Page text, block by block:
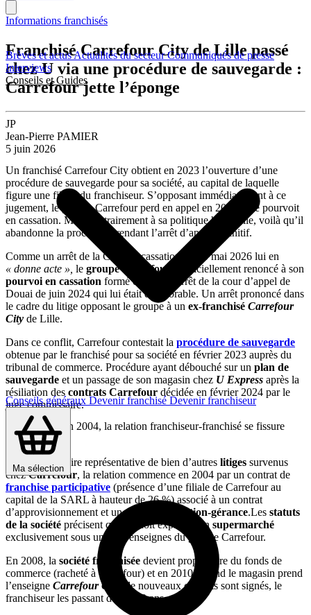
Brèves et actusActualités du secteurCommuniqués de presse
Interviews
Conseils et Guides
Conseils généraux Devenir franchisé Devenir franchiseur
Ma sélection
Informations franchisés
Franchisé Carrefour City de Lille passé
chez U via une procédure de sauvegarde :
Carrefour jette l’éponge
JP
Jean-Pierre PAMIER
5 juin 2026
Un franchisé Carrefour City obtient en 2023 l’ouverture d’une
procédure de sauvegarde pour sa société, au capital de laquelle
figure une filiale du franchiseur. S’opposant immédiatement à ce
jugement, le groupe Carrefour perd en appel en 2024 et se pourvoit
en cassation. Mais contrairement à sa politique habituelle, voilà qu’il
abandonne la procédure, rendant l’arrêt d’appel définitif.
Comme un arrêt de la Cour de cassation du 20 mai 2026 lui en
« donne acte », le groupe Carrefour
a officiellement renoncé à son
pourvoi en cassation formé contre un arrêt de la cour d’appel de
Douai de juin 2024 qui lui était défavorable. Un arrêt prononcé dans
le cadre du litige opposant le groupe à un ex-franchisé Carrefour
City de Lille.
Dans ce conflit, Carrefour contestait la procédure de sauvegarde
obtenue par le franchisé pour sa société en février 2023 auprès du
tribunal de commerce. Procédure ayant débouché sur un plan de
sauvegarde et un passage de son magasin chez U Express après la
résiliation des contrats Carrefour décidée en février 2024 par le
juge commissaire.
Commencée en 2004, la relation franchiseur-franchisé se fissure
après 2018
Dans cette affaire représentative de bien d’autres litiges survenus
chezCarrefour, la relation commence en 2004 par un contrat de
franchise participative (présence d’une filiale de Carrefour au
capital de la SARL à hauteur de 26 %) associé à un contrat
d’approvisionnement et un contrat de
location-gérance.Les statuts
de la société précisent qu’elle doit exploiter un supermarché
exclusivement sous une des enseignes du groupe Carrefour.
En 2008, la société franchisée devient propriétaire du fonds de
commerce (racheté à Carrefour) et en 2010, quand le magasin prend
l’enseigne Carrefour City
, de nouveaux contrats sont signés, le
franchiseur les passant de 7 à 10 ans.